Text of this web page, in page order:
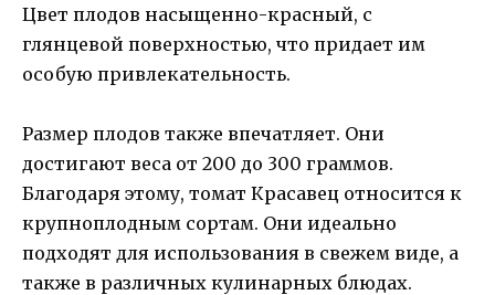
Цвет плодов насыщенно-красный, с
глянцевой поверхностью, что придает им
особую привлекательность.
Размер плодов также впечатляет. Они
достигают веса от 200 до 300 граммов.
Благодаря этому, томат Красавец относится к
крупноплодным сортам. Они идеально
подходят для использования в свежем виде, а
также в различных кулинарных блюдах.